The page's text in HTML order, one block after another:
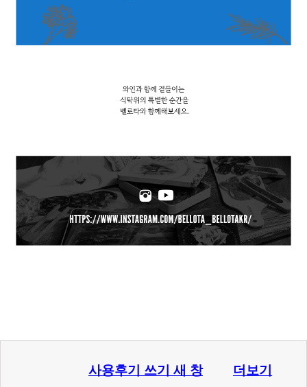
사용후기 쓰기 새 창 더보기